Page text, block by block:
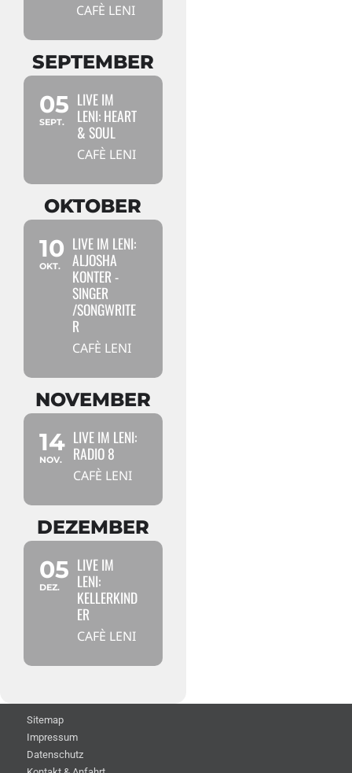
CAFÈ LENI
SEPTEMBER
05
SEPT.
LIVE IM
LENI: HEART
& SOUL
CAFÈ LENI
OKTOBER
10
OKT.
LIVE IM LENI:
ALJOSHA
KONTER -
SINGER
/SONGWRITE
R
CAFÈ LENI
NOVEMBER
14
NOV.
LIVE IM LENI:
RADIO 8
CAFÈ LENI
DEZEMBER
05
DEZ.
LIVE IM
LENI:
KELLERKIND
ER
CAFÈ LENI
Sitemap
Impressum
Datenschutz